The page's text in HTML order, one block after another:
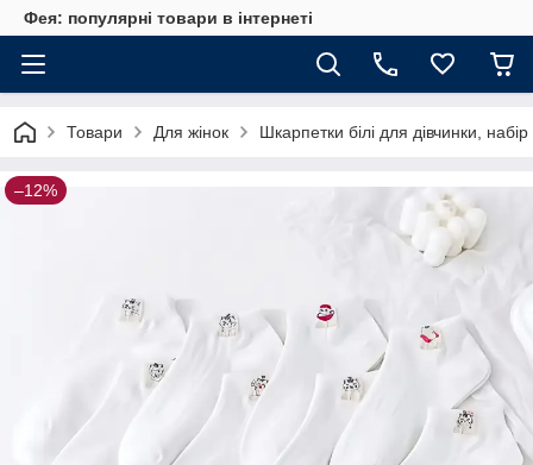
Фея: популярні товари в інтернеті
Товари Для жінок Шкарпетки білі для дівчинки,
–12%